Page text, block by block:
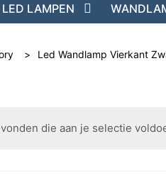
LED LAMPEN
> Led Wandlamp Vierkant
die aan je selectie